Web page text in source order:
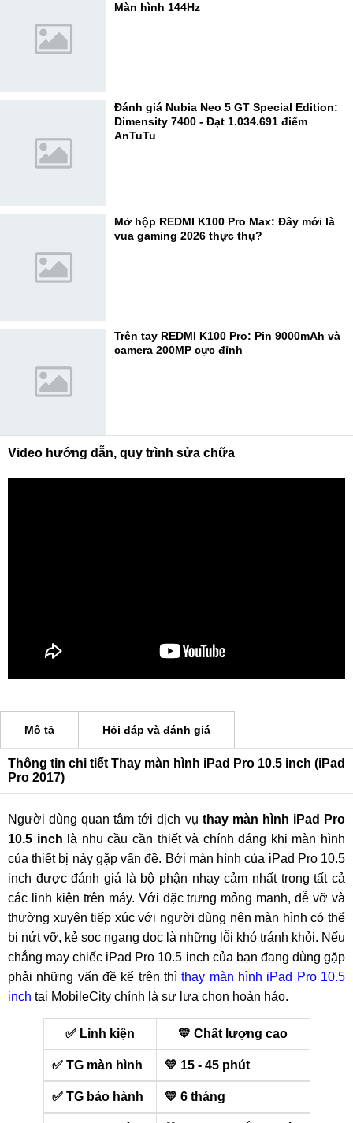
Màn hình 144Hz
Đánh giá Nubia Neo 5 GT Special Edition:
Dimensity 7400 - Đạt 1.034.691 điểm
AnTuTu
Mở hộp REDMI K100 Pro Max: Đây mới là
vua gaming 2026 thực thụ?
Trên tay REDMI K100 Pro: Pin 9000mAh và
camera 200MP cực đỉnh
Video hướng dẫn, quy trình sửa chữa
Mô tả Hỏi đáp và đánh giá
Thông tin chi tiết Thay màn hình iPad Pro 10.5 inch (iPad
Pro 2017)
Người dùng quan tâm tới dịch vụ thay màn hình iPad Pro
10.5 inch là nhu cầu cần thiết và chính đáng khi màn hình
của thiết bị này gặp vấn đề. Bởi màn hình của iPad Pro 10.5
inch được đánh giá là bộ phận nhạy cảm nhất trong tất cả
các linh kiện trên máy. Với đặc trưng mỏng manh, dễ vỡ và
thường xuyên tiếp xúc với người dùng nên màn hình có thể
bị nứt vỡ, kẻ sọc ngang dọc là những lỗi khó tránh khỏi. Nếu
chẳng may chiếc iPad Pro 10.5 inch của bạn đang dùng gặp
phải những vấn đề kể trên thìthay màn hình iPad Pro 10.5
inch tại MobileCity chính là sự lựa chọn hoàn hảo.
✅ Linh kiện 💛 Chất lượng cao
✅ TG màn hình 💛 15 - 45 phút
✅ TG bảo hành 💛 6 tháng